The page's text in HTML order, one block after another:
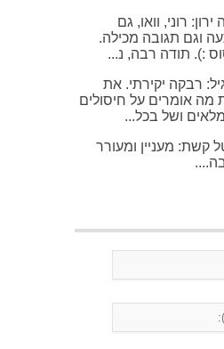
רוני, וואו, גם
וגם תגובה מכילה.
:). תודה רבה, נ...
גיל: רבקה יקירתי. את
מה אומרים על חיסולים
ושל בכל...
קשת: מעניין ומעורר